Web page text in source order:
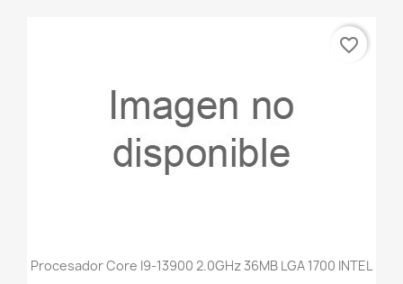
Procesador Core I9-13900 2.0GHz 36MB LGA 1700 INTEL
favorite_border